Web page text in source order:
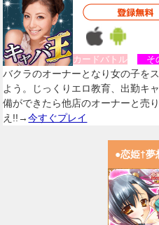
カードバトル そ
バクラのオーナーとなり女の子を
よう。じっくりエロ教育、出勤キ
備ができたら他店のオーナーと売
え!!→今すぐプレイ
●恋姫†夢